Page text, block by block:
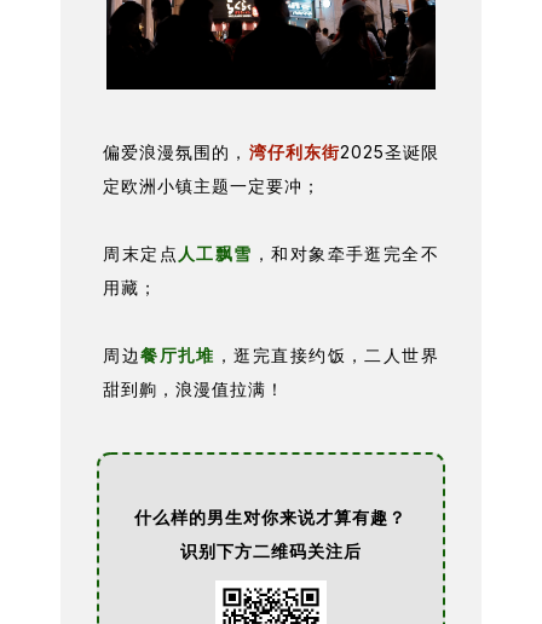
偏爱浪漫氛围的， 湾仔利东街2025圣诞限
定欧洲小镇主题一定要冲；
周末定点 人工飘雪 ，和对象牵手逛完全不
用藏；
周边餐厅扎堆 ，逛完直接约饭，二人世界
甜到齁，浪漫值拉满！
什么样的男生对你来说才算有趣？
识别下方二维码关注后